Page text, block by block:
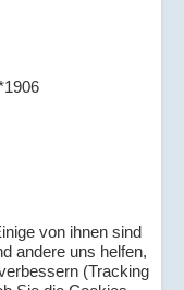
von ihnen sind
andere uns helfen,
(Tracking